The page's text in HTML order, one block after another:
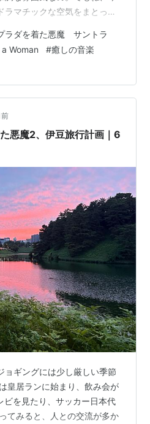
ラマチックな空気をまとって
・ガガの 「Shape of a
に映る自分の姿を見ている
。「わたしなら、どんな色
ら？」って。ワクワクしなが
濡れていて、それがまた幻想
列…
ラダを着た悪魔 サントラ
Woman #癒しの音楽
悪魔2、伊豆旅行計画｜6
ョギングには少し厳しい季節
皇居ランに始まり、飲み会が
ビを見たり、サッカー日本代
てみると、人との交流が多か